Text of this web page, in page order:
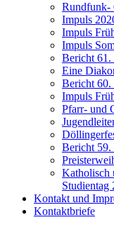
Rundfunk-
Impuls
Impuls
Impuls
Bericht 61.
Eine
Bericht 60.
Impuls
Pfarr- und
Bericht 59.
Katholisch
Studientag
Kontakt und
Kontaktbriefe